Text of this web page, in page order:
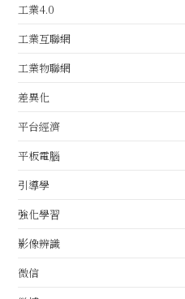
工業4.0
工業互聯網
工業物聯網
差異化
平台經濟
平板電腦
引導學
強化學習
影像辨識
微信